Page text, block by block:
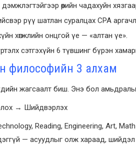
өөрийн чадахуйн
рүү шатлан суралцах CPA
хөгжлийн онцгой үе — «алтан үе».
сэтгэхүйн 6 түвшинг бүрэн
философийн 3 алхам
жагсаалт биш. Энэ бол
→ Шийдвэрлэх
Reading, Engineering, Art,
— асуудлыг олж хараад,